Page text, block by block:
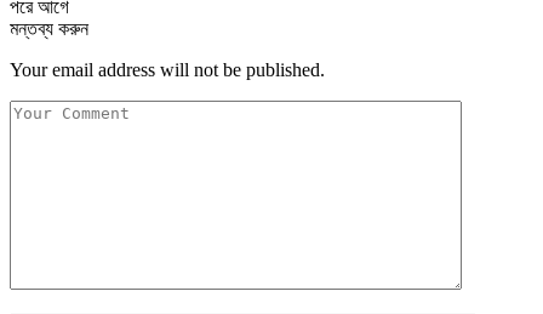
পরেআগে
মন্তব্য করুন
Your email address will not be published.